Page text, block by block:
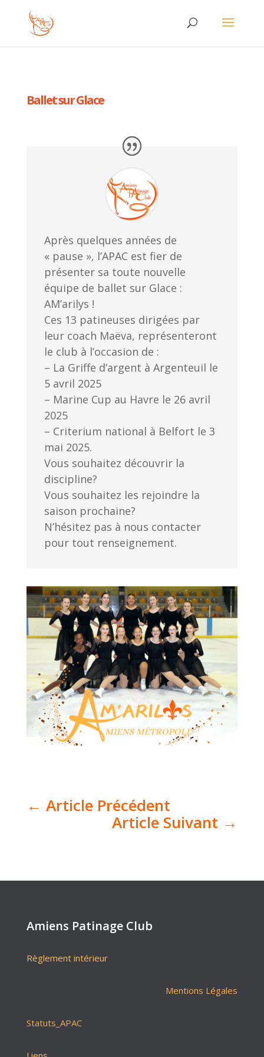
Ballet sur Glace
Après quelques années de
« pause », l’APAC est fier de
présenter sa toute nouvelle
équipe de ballet sur Glace :
AM’arilys !
Ces 13 patineuses dirigées par
leur coach Maëva, représenteront
le club à l’occasion de :
– La Griffe d’argent à Argenteuil le
5 avril 2025
– Marine Cup au Havre le 26 avril
2025
– Criterium national à Belfort le 3
mai 2025.
Vous souhaitez découvrir la
discipline?
Vous souhaitez les rejoindre la
saison prochaine?
N’hésitez pas à nous contacter
pour tout renseignement.
← Article Précédent
Article Suivant →
Amiens Patinage Club
Règlement intérieur
Mentions Légales
Statuts_APAC